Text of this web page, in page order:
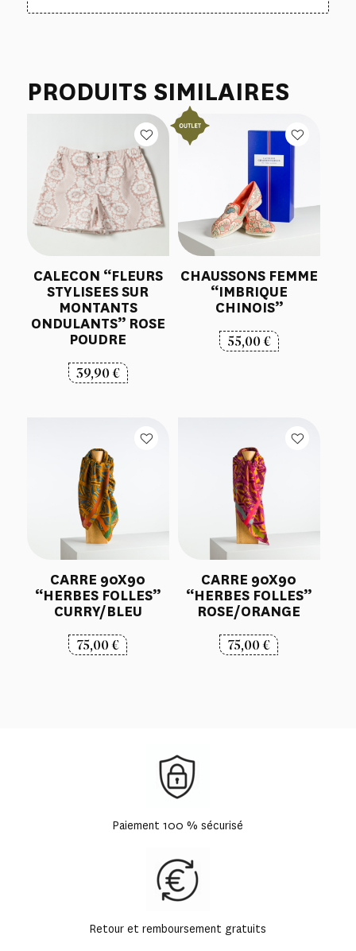
PRODUITS SIMILAIRES
CALECON “FLEURS
STYLISEES SUR
MONTANTS
ONDULANTS” ROSE
POUDRE
39,90€
CHAUSSONS FEMME
“IMBRIQUE
CHINOIS”
55,00€
CARRE 90X90
“HERBES FOLLES”
CURRY/BLEU
75,00€
CARRE 90X90
“HERBES FOLLES”
ROSE/ORANGE
75,00€
Paiement 100 % sécurisé
Retour et remboursement gratuits